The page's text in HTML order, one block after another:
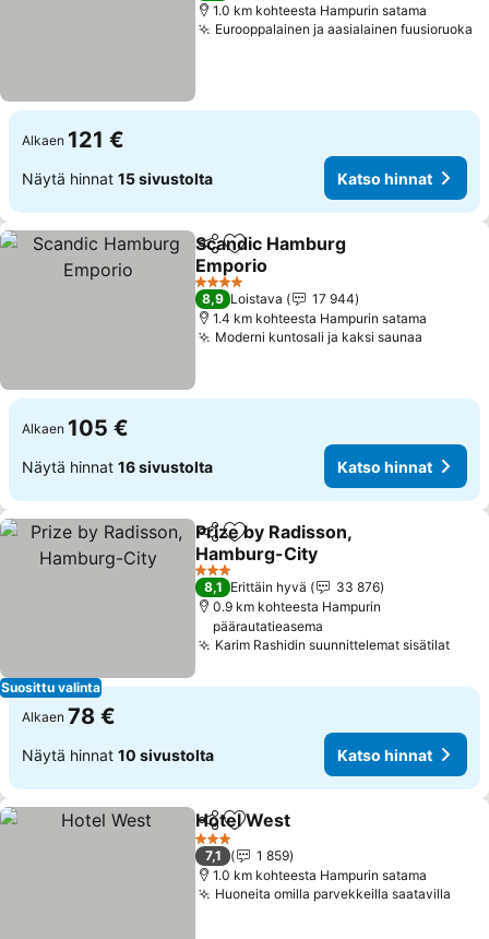
1.0 km kohteesta Hampurin satama
Eurooppalainen ja aasialainen fuusioruoka
Alkaen 121 €
Näytä hinnat 15 sivustolta Katso hinnat
Jaa Lisää suosikkeihin
Scandic Hamburg
Emporio
Katso hinnat
4 Tähtiluokitus
8,9 Loistava
17 944
1.4 km kohteesta Hampurin satama
Moderni kuntosali ja kaksi saunaa
Alkaen 105 €
Näytä hinnat 16 sivustolta Katso hinnat
Suosittu valinta
Jaa Lisää suosikkeihin
Prize by Radisson,
Hamburg-City
Katso hinnat
3 Tähtiluokitus
8,1 Erittäin hyvä
33 876
0.9 km kohteesta Hampurin
päärautatieasema
Karim Rashidin suunnittelemat sisätilat
Alkaen 78 €
Näytä hinnat 10 sivustolta Katso hinnat
Jaa Lisää suosikkeihin
Hotel West
3 Tähtiluokitus
7,1
1 859
1.0 km kohteesta Hampurin satama
Huoneita omilla parvekkeilla saatavilla